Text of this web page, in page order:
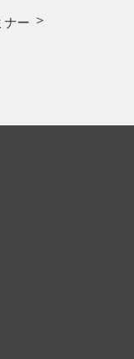
ナー